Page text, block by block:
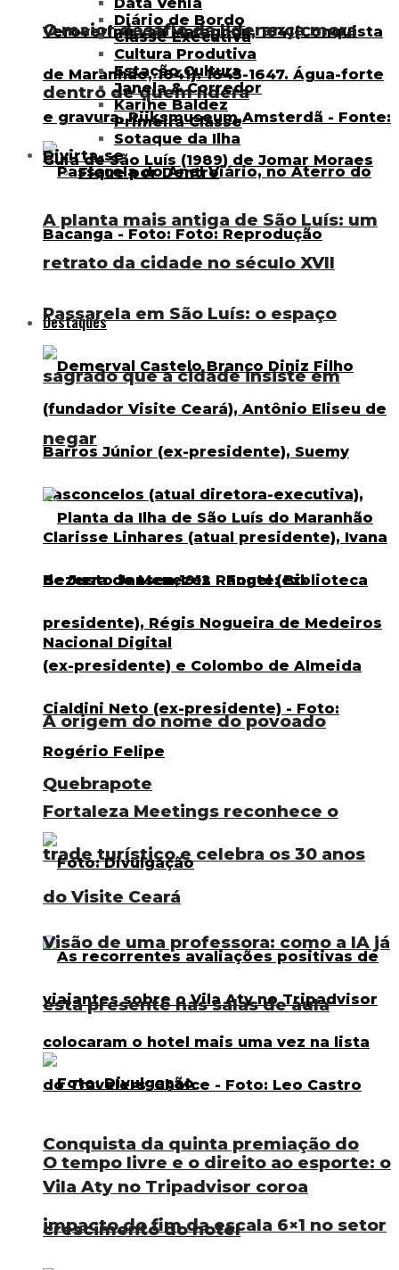
A planta mais antiga de São Luís: um
retrato da cidade no século XVII
Destaques
Fortaleza Meetings reconhece o
trade turístico e celebra os 30 anos
do Visite Ceará
Conquista da quinta premiação do
Vila Aty no Tripadvisor coroa
crescimento do hotel
O maior desafio da liderança mora
dentro de quem lidera
Passarela em São Luís: o espaço
sagrado que a cidade insiste em
negar
A origem do nome do povoado
Quebrapote
Visão de uma professora: como a IA já
está presente nas salas de aula
O tempo livre e o direito ao esporte: o
impacto do fim da escala 6×1 no setor
Diário de Bordo
Classe Executiva
Cultura Produtiva
Estação Cultura
Janela & Corredor
Karine Baldez
Primeira Classe
Sotaque da Ilha
Divirta-se
Fique por Dentro